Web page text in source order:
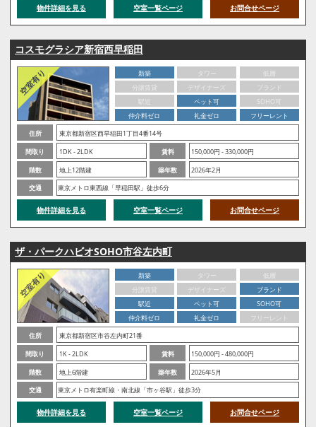
物件詳細を見る 空室一覧ページ お問合せページ
コスモグラシア新宿西早稲田
新築 タワー
低層
分譲賃貸
デザイナーズ
ブランド
駅近
ペット可
SOHO可
仲介料ゼロ
礼金ゼロ
フリーレント
住所
東京都新宿区西早稲田1丁目4番14号
間取り
1DK - 2LDK 賃料
150,000円 - 330,000円
階数
地上12階建 築年数
2026年2月
交通
東京メトロ東西線「早稲田駅」徒歩6分
物件詳細を見る 空室一覧ページ お問合せページ
ザ・パークハビオSOHO市谷左内町
新築 タワー
低層
分譲賃貸
デザイナーズ
ブランド
駅近
ペット可
SOHO可
仲介料ゼロ
礼金ゼロ
フリーレント
住所
東京都新宿区市谷左内町21番
間取り
1K - 2LDK 賃料
150,000円 - 480,000円
階数
地上6階建 築年数
2026年5月
交通
東京メトロ有楽町線・南北線「市ヶ谷駅」徒歩3分
物件詳細を見る 空室一覧ページ お問合せページ